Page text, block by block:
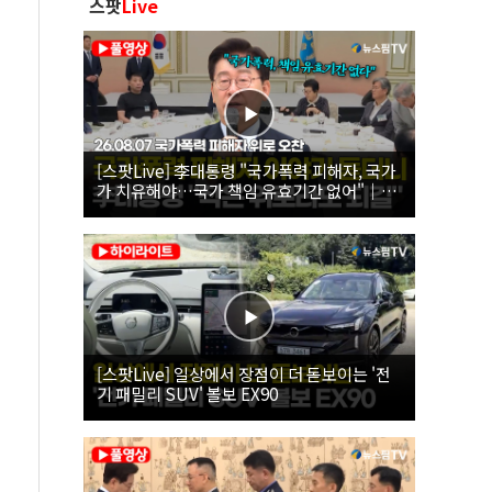
스팟Live
[스팟Live] 李대통령 "국가폭력 피해자, 국가
가 치유해야…국가 책임 유효기간 없어"｜
26.08.07 국가폭력 피해자 위로 오찬
[스팟Live] 일상에서 장점이 더 돋보이는 '전
기 패밀리 SUV' 볼보 EX90